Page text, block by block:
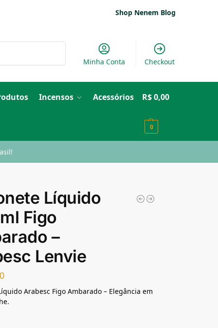
Shop Nenem Blog
Minha Conta Checkout
Incensos Acessórios R$0,00
0
Líquido
Figo
–
Lenvie
Arabesc Figo Ambarado – Elegância em